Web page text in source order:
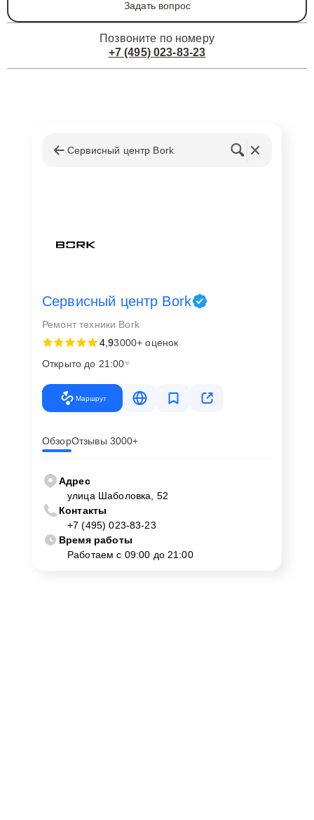
Задать вопрос
Позвоните по номеру
+7 (495) 023-83-23
Сервисный центр Bork
Сервисный центр Bork
Ремонт техники Bork
4,93000+ оценок
Открыто до 21:00
Маршрут
ОбзорОтзывы 3000+
Адрес
улица Шаболовка, 52
Контакты
+7 (495) 023-83-23
Время работы
Работаем с 09:00 до 21:00